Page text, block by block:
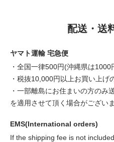
配送・送
ヤマト運輸 宅急便
・全国一律500円(沖縄県は1000
・税抜10,000円以上お買い上げ
・一部離島にお住まいの方のみ
を適用させて頂く場合がございま
EMS(International orders)
If the shipping fee is not